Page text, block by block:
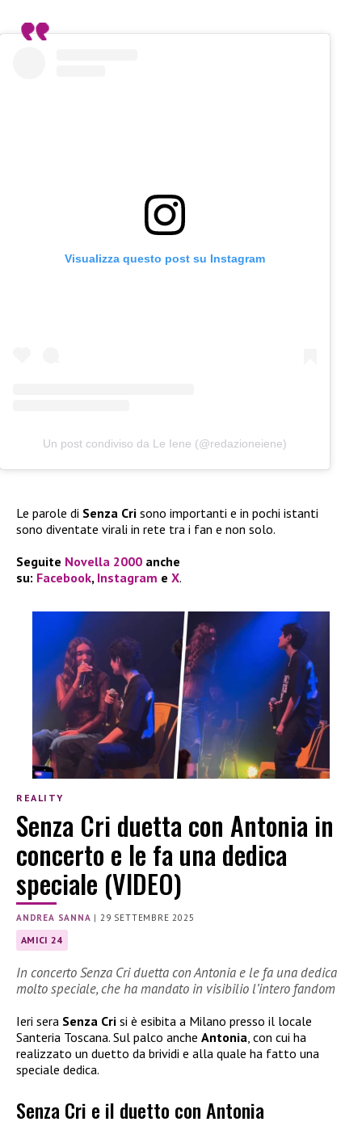
Visualizza questo post su Instagram
Un post condiviso da Le Iene (@redazioneiene)
Le parole di Senza Cri sono importanti e in pochi istanti
sono diventate virali in rete tra i fan e non solo.
Seguite Novella 2000 anche
su: Facebook, Instagram e X.
REALITY
Senza Cri duetta con Antonia in
concerto e le fa una dedica
speciale (VIDEO)
ANDREA SANNA |29 SETTEMBRE 2025
AMICI 24
In concerto Senza Cri duetta con Antonia e le fa una dedica
molto speciale, che ha mandato in visibilio l’intero fandom
Ieri sera Senza Cri si è esibita a Milano presso il locale
Santeria Toscana. Sul palco anche Antonia , con cui ha
realizzato un duetto da brividi e alla quale ha fatto una
speciale dedica.
Senza Cri e il duetto con Antonia